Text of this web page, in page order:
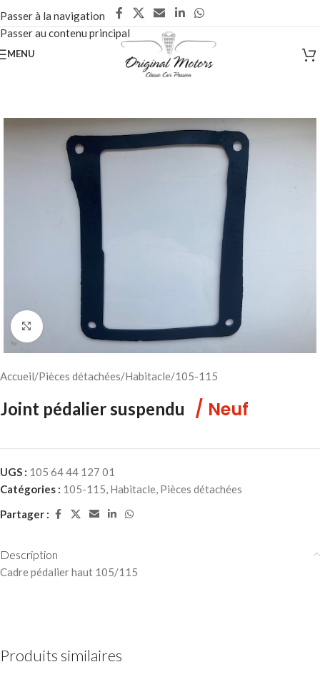
Passer à la navigation
Passer au contenu principal
MENU
Cliquez pour agrandir
Accueil/Pièces détachées/Habitacle/105-115
Joint pédalier suspendu / Neuf
UGS : 105 64 44 127 01
Catégories : 105-115 Habitacle Pièces détachées
Partager :
Description
Cadre pédalier haut 105/115
Produits similaires